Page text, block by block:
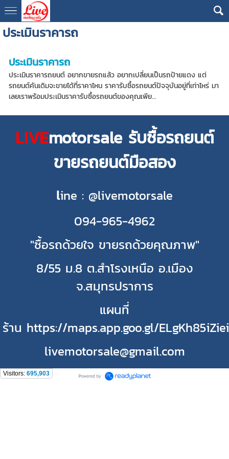
ประเมินราคารถ
ประเมินราคารถ
ประเมินราคารถยนต์ อยากขายรถแล้ว อยากเปลี่ยนเป็นรถป้ายแดง แต่
รถยนต์คันเดิมจะขายได้ที่ราคาไหน ราคารับซื้อรถยนต์ปัจจุบันอยู่ที่เท่าไหร่ มา
เลยเราพร้อมประเมินราคารับซื้อรถยนต์ของคุณเพีย...
LIVEmotorsale รับซื้อรถยนต์
ขายรถยนต์มือสอง
line : @livemotorsale
094-965-4962
"ซื้อรถด้วยใจ ขายรถด้วยคุณภาพ"
8/55 ม.8 ต.สำโรงเหนือ อ.เมือง
จ.สมุทรปราการ
แผนที่
ร้าน https://maps.app.goo.gl/
livemotorsale@gmail.com
Visitors: 695,903